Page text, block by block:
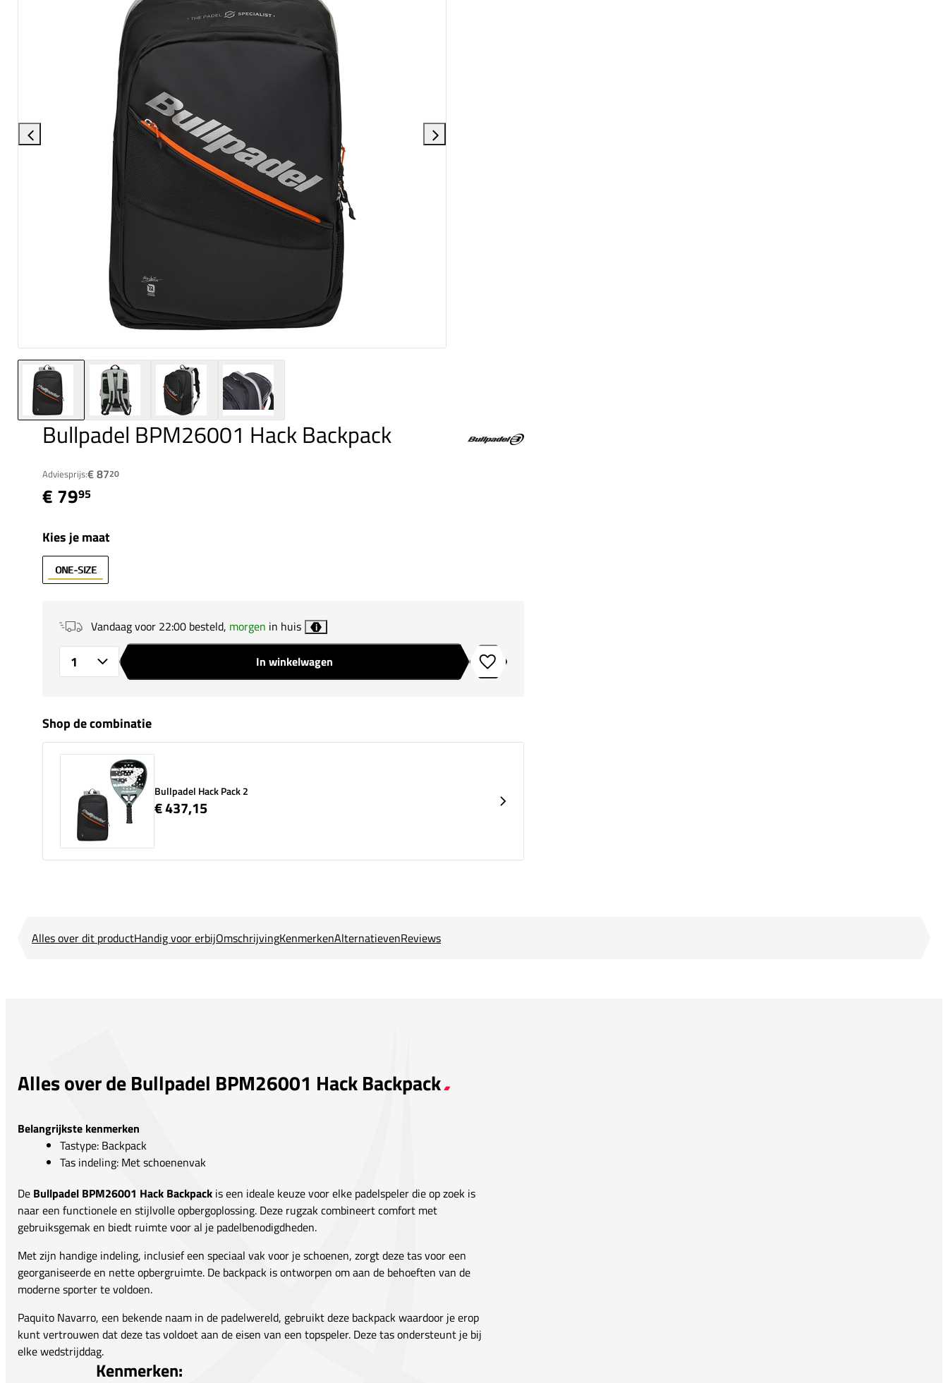
Bullpadel BPM26001 Hack Backpack
Adviesprijs:€ 8720
€ 7995
Kies je maat
ONE-SIZE
Vandaag voor 22:00 besteld, morgen in huis i
In winkelwagen Toevoegen aan verlanglijstje
Shop de combinatie
Bullpadel Hack Pack 2
€ 437,15
Alles over dit productHandig voor erbijOmschrijvingKenmerkenAlternatievenReviews
Alles over de Bullpadel BPM26001 Hack Backpack
Belangrijkste kenmerken
Tastype: Backpack
Tas indeling: Met schoenenvak
De Bullpadel BPM26001 Hack Backpack is een ideale keuze voor elke padelspeler die op zoek is
naar een functionele en stijlvolle opbergoplossing. Deze rugzak combineert comfort met
gebruiksgemak en biedt ruimte voor al je padelbenodigdheden.
Met zijn handige indeling, inclusief een speciaal vak voor je schoenen, zorgt deze tas voor een
georganiseerde en nette opbergruimte. De backpack is ontworpen om aan de behoeften van de
moderne sporter te voldoen.
Paquito Navarro, een bekende naam in de padelwereld, gebruikt deze backpack waardoor je erop
kunt vertrouwen dat deze tas voldoet aan de eisen van een topspeler. Deze tas ondersteunt je bij
elke wedstrijddag.
Kenmerken: